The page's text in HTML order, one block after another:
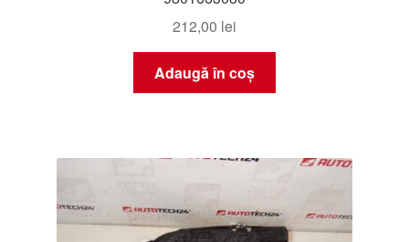
212,00 lei
Adaugă în coș